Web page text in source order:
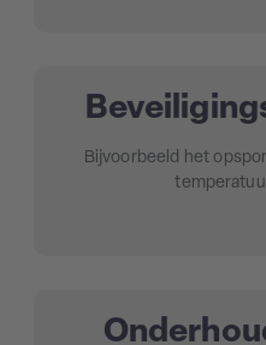
Bijvoorbeeld het